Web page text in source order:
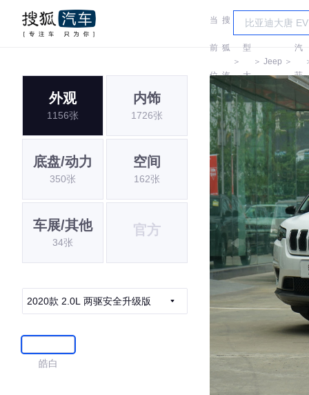
当
前
位
置:
搜
狐
汽
车
＞
车
型
大
全
＞ Jeep ＞
广
汽
菲
克
外观
1156张
内饰
1726张
底盘/动力
350张
空间
162张
车展/其他
34张
官方
2020款 2.0L 两驱安全升级版
皓白